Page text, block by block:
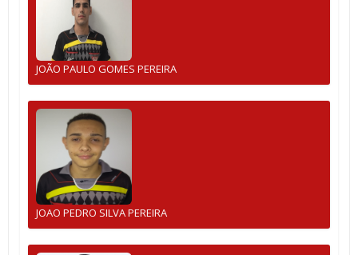
JOÃO PAULO GOMES PEREIRA
JOAO PEDRO SILVA PEREIRA